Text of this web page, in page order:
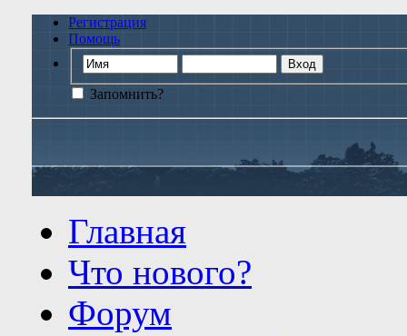
Регистрация
Помощь
Запомнить?
Главная
Что нового?
Форум